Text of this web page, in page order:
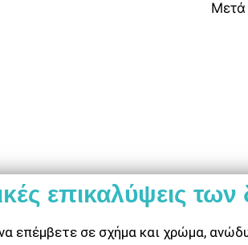
Μετά
επικαλύψεις των
επέμβετε σε σχήμα και χρώμα,